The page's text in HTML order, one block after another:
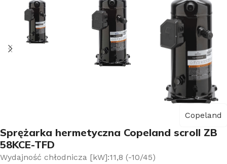
Copeland
Sprężarka hermetyczna Copeland scroll ZB
58KCE-TFD
Wydajność chłodnicza [kW]:11,8 (-10/45)